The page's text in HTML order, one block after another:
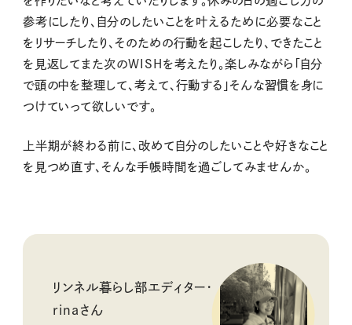
参考にしたり、自分のしたいことを叶えるために必要なこと
をリサーチしたり、そのための行動を起こしたり、できたこと
を見返してまた次のWISHを考えたり。楽しみながら「自分
で頭の中を整理して、考えて、行動する」そんな習慣を身に
つけていって欲しいです。
上半期が終わる前に、改めて自分のしたいことや好きなこと
を見つめ直す、そんな手帳時間を過ごしてみませんか。
リンネル暮らし部エディター・
rinaさん